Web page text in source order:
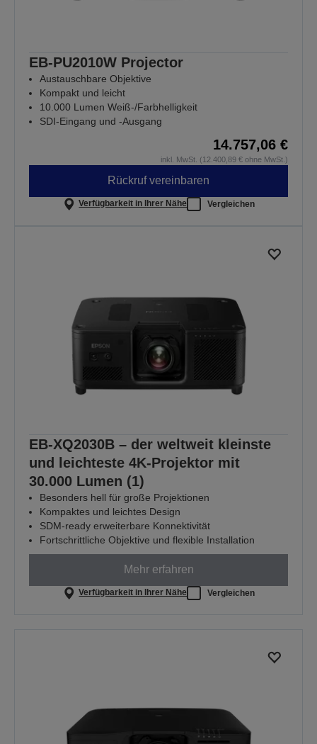
EB-PU2010W Projector
Austauschbare Objektive
Kompakt und leicht
10.000 Lumen Weiß-/Farbhelligkeit
SDI-Eingang und -Ausgang
14.757,06 €
inkl. MwSt. (12.400,89 € ohne MwSt.)
Rückruf vereinbaren
Verfügbarkeit in Ihrer Nähe Vergleichen
EB-XQ2030B – der weltweit kleinste
und leichteste 4K-Projektor mit
30.000 Lumen (1)
Besonders hell für große Projektionen
Kompaktes und leichtes Design
SDM-ready erweiterbare Konnektivität
Fortschrittliche Objektive und flexible Installation
Mehr erfahren
Verfügbarkeit in Ihrer Nähe Vergleichen